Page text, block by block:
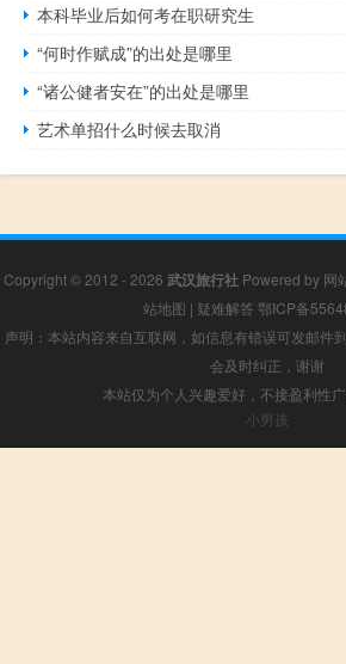
本科毕业后如何考在职研究生
“何时作赋成”的出处是哪里
“诸公健者安在”的出处是哪里
艺术单招什么时候去取消
Copyright © 2012 - 2026 武汉旅行社 Powered by 网
站地图 | 疑难解答 鄂ICP备
声明：本站内容来自互联网，如信息有错误可发邮件
会及时纠正，谢谢
本站仅为个人兴趣爱好，不接盈利性
小男孩